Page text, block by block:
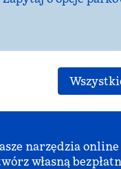
narzędzia
własną